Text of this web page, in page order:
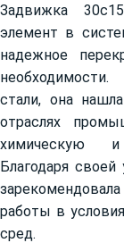
Задвижка
элемент в
надежное
стали, она
отраслях
химическую и
Благодаря
работы в
сред.